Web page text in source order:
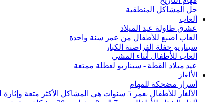
حل المشاكل المنطقية
ألعاب
عشاق طاولة عيد الميلاد
العاب اصبع للأطفال من عمر سنة واحدة
سيناريو حفلة القراصنة الكبار
العاب للأطفال أثناء المشي
عيد ميلاد القطة - سيناريو لعطلة ممتعة
الألغاز
أسرار مضحكة للمهام
الألغاز للأطفال بعمر 5 سنوات هي المشاكل الأكثر متعة وإثارة للاهتمام من جميع أنحاء العالم